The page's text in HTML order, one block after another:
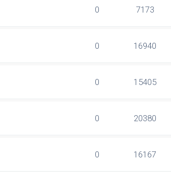
0 7173
0 16940
0 15405
0 20380
0 16167